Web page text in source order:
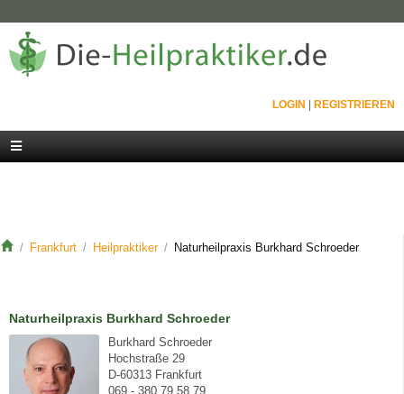
LOGIN REGISTRIEREN
Frankfurt Heilpraktiker Naturheilpraxis Burkhard Schroeder
Naturheilpraxis Burkhard Schroeder
Burkhard Schroeder
Hochstraße 29
D-60313 Frankfurt
069 - 380 79 58 79